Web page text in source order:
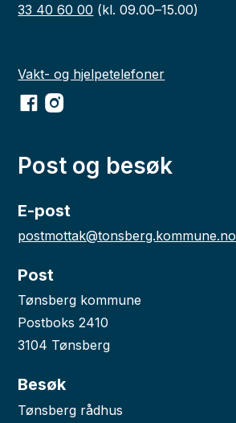
33 40 60 00 (kl. 09.00–15.00)
Vakt- og hjelpetelefoner
Facebook
Instagram
Post og besøk
E-post
postmottak@tonsberg.kommune.no
Post
Tønsberg kommune
Postboks 2410
3104 Tønsberg
Besøk
Tønsberg rådhus